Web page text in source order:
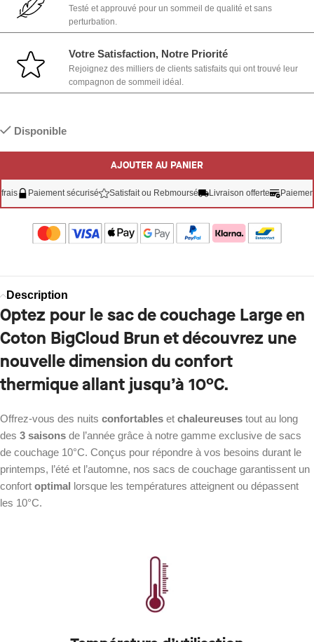
Testé et approuvé pour un sommeil de qualité et sans
perturbation.
Votre Satisfaction, Notre Priorité
Rejoignez des milliers de clients satisfaits qui ont trouvé leur
compagnon de sommeil idéal.
Disponible
AJOUTER AU PANIER
Paiement sécurisé Satisfait ou Rebmoursé Livraison offerte Paiement 3X
Description
Optez pour le sac de couchage Large en
Coton BigCloud Brun et découvrez une
nouvelle dimension du confort
thermique allant jusqu’à 10°C.
Offrez-vous des nuits confortables et chaleureuses tout au long
des 3 saisons de l’année grâce à notre gamme exclusive de sacs
de couchage 10°C. Conçus pour répondre à vos besoins durant le
printemps, l’été et l’automne, nos sacs de couchage garantissent un
confort optimal lorsque les températures atteignent ou dépassent
les 10°C.